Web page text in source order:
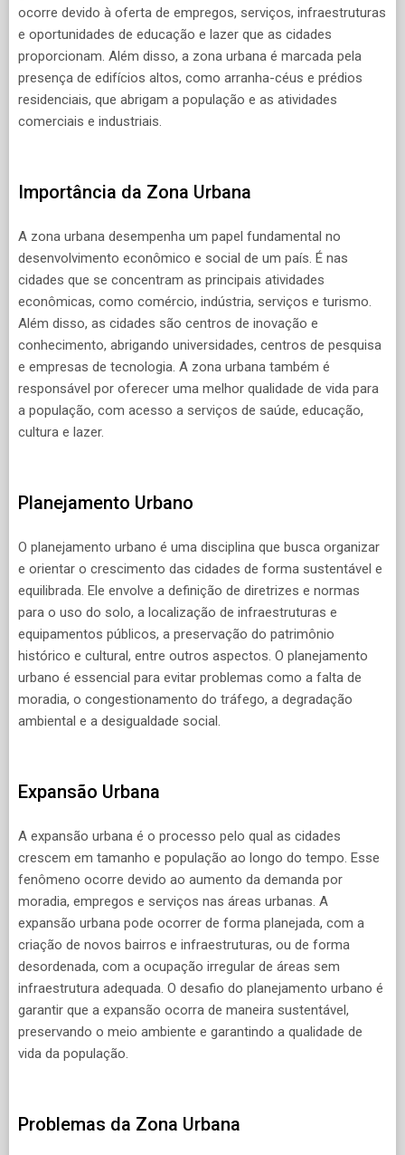
ocorre devido à oferta de empregos, serviços, infraestruturas
e oportunidades de educação e lazer que as cidades
proporcionam. Além disso, a zona urbana é marcada pela
presença de edifícios altos, como arranha-céus e prédios
residenciais, que abrigam a população e as atividades
comerciais e industriais.
Importância da Zona Urbana
A zona urbana desempenha um papel fundamental no
desenvolvimento econômico e social de um país. É nas
cidades que se concentram as principais atividades
econômicas, como comércio, indústria, serviços e turismo.
Além disso, as cidades são centros de inovação e
conhecimento, abrigando universidades, centros de pesquisa
e empresas de tecnologia. A zona urbana também é
responsável por oferecer uma melhor qualidade de vida para
a população, com acesso a serviços de saúde, educação,
cultura e lazer.
Planejamento Urbano
O planejamento urbano é uma disciplina que busca organizar
e orientar o crescimento das cidades de forma sustentável e
equilibrada. Ele envolve a definição de diretrizes e normas
para o uso do solo, a localização de infraestruturas e
equipamentos públicos, a preservação do patrimônio
histórico e cultural, entre outros aspectos. O planejamento
urbano é essencial para evitar problemas como a falta de
moradia, o congestionamento do tráfego, a degradação
ambiental e a desigualdade social.
Expansão Urbana
A expansão urbana é o processo pelo qual as cidades
crescem em tamanho e população ao longo do tempo. Esse
fenômeno ocorre devido ao aumento da demanda por
moradia, empregos e serviços nas áreas urbanas. A
expansão urbana pode ocorrer de forma planejada, com a
criação de novos bairros e infraestruturas, ou de forma
desordenada, com a ocupação irregular de áreas sem
infraestrutura adequada. O desafio do planejamento urbano é
garantir que a expansão ocorra de maneira sustentável,
preservando o meio ambiente e garantindo a qualidade de
vida da população.
Problemas da Zona Urbana